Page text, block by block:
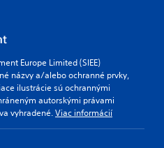
Europe Limited (SIEE)
názvy a/alebo ochranné prvky,
ilustrácie sú ochrannými
autorskými právami
vyhradené.Viac informácií